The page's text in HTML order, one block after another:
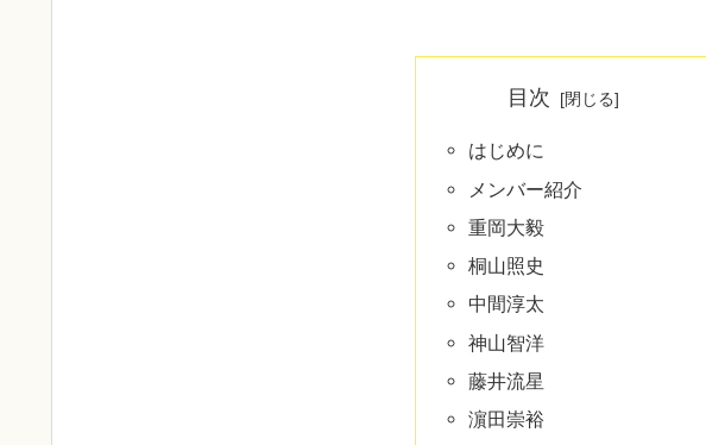
目次
はじめに
メンバー紹介
重岡大毅
桐山照史
中間淳太
神山智洋
藤井流星
濵田崇裕